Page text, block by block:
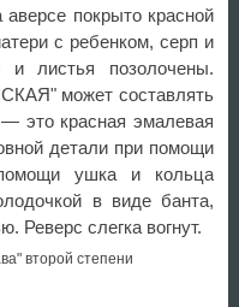
покрыто красной
с ребенком, серп и
и листья позолочены.
может составлять
это красная эмалевая
детали при помощи
ушка и кольца
в виде банта,
Реверс слегка вогнут.